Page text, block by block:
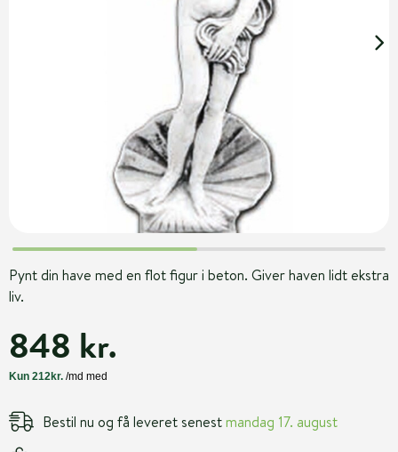
Pynt din have med en flot figur i beton. Giver haven lidt ekstra
liv.
848 kr.
Bestil nu og få leveret senestmandag 17. august